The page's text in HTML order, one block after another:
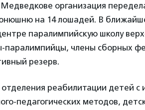
организация
на 14 лошадей. В
паралимпийскую школу
паралимпийцы, члены сборных
резерв.
реабилитации детей с
педагогических методов,